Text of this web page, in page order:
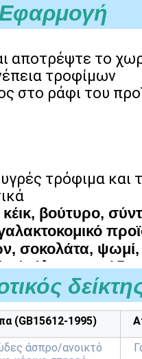
αποτρέψτε το
τροφίμων
στο ράφι του
τρόφιμα και
βούτυρο,
σοκολάτα, ψωμί,
σάλτσα
άμυλο,
(GB15612-1995)
άσπρο/ανοικτό